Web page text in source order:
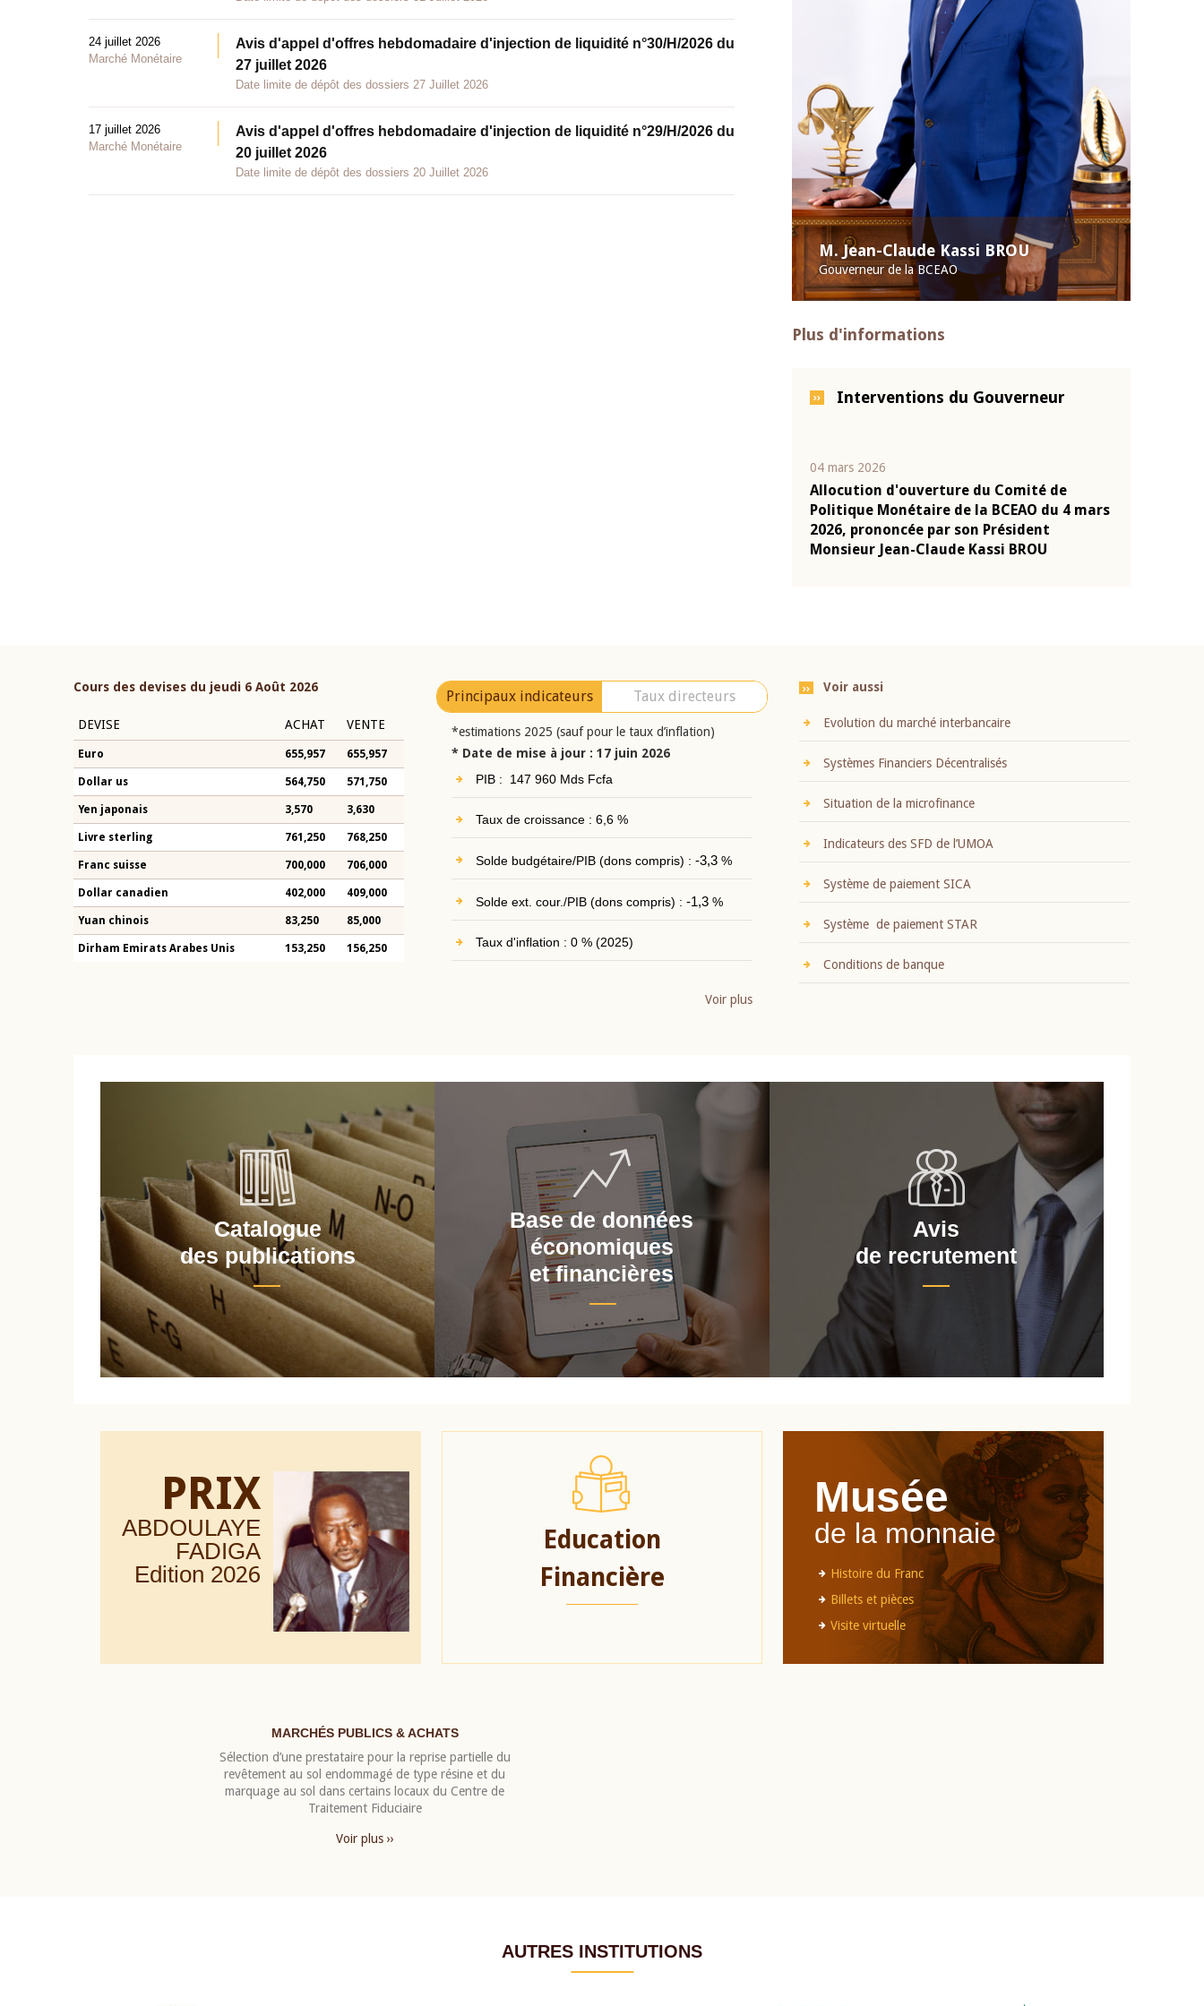
M. Jean-Claude Kassi BROU
Gouverneur de la BCEAO
Plus d'informations
Interventions du Gouverneur
04 mars 2026
Allocution d'ouverture du Comité de
Politique Monétaire de la BCEAO du 4 mars
2026, prononcée par son Président
Monsieur Jean-Claude Kassi BROU
24 juillet 2026
Marché Monétaire
Avis d'appel d'offres hebdomadaire d'injection de liquidité n°30/H/2026 du
27 juillet 2026
Date limite de dépôt des dossiers 27 Juillet 2026
17 juillet 2026
Marché Monétaire
Avis d'appel d'offres hebdomadaire d'injection de liquidité n°29/H/2026 du
20 juillet 2026
Date limite de dépôt des dossiers 20 Juillet 2026
Cours des devises du jeudi 6 Août 2026
DEVISE ACHAT VENTE
Euro 655,957 655,957
Dollar us 564,750 571,750
Yen japonais 3,570 3,630
Livre sterling 761,250 768,250
Franc suisse 700,000 706,000
Dollar canadien 402,000 409,000
Yuan chinois 83,250 85,000
Dirham Emirats Arabes Unis 153,250 156,250
Principaux indicateurs Taux directeurs
*estimations 2025 (sauf pour le taux d’inflation)
* Date de mise à jour : 17 juin 2026
PIB : 147 960 Mds Fcfa
Taux de croissance : 6,6 %
Solde budgétaire/PIB (dons compris) : -3,3%
Solde ext. cour./PIB (dons compris) : -1,3%
Taux d'inflation : 0 % (2025)
Voir plus
Voir aussi
Evolution du marché interbancaire
Systèmes Financiers Décentralisés
Situation de la microfinance
Indicateurs des SFD de l’UMOA
Système de paiement SICA
Système de paiement STAR
Conditions de banque
Catalogue
des publications
Base de données
économiques
et financières
Avis
de recrutement
PRIX
ABDOULAYE
FADIGA
Edition 2026
Education
Financière
Musée
de la monnaie
Histoire du Franc
Billets et pièces
Visite virtuelle
MARCHÉS PUBLICS & ACHATS
Sélection d’une prestataire pour la reprise partielle du
revêtement au sol endommagé de type résine et du
marquage au sol dans certains locaux du Centre de
Traitement Fiduciaire
Voir plus ››
AUTRES INSTITUTIONS